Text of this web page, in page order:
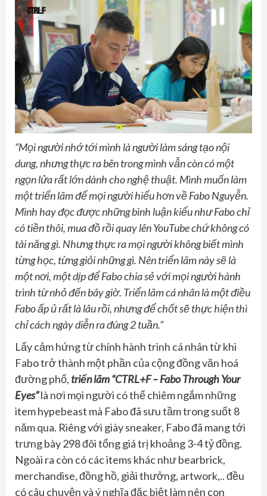
“Mọi người nhớ tới mình là người làm sáng tạo nội
dung, nhưng thực ra bên trong mình vẫn còn có một
ngọn lửa rất lớn dành cho nghệ thuật. Mình muốn làm
một triển lãm để mọi người hiểu hơn về Fabo Nguyễn.
Mình hay đọc được những bình luận kiểu như Fabo chỉ
có tiền thôi, mua đồ rồi quay lên YouTube chứ không có
tài năng gì. Nhưng thực ra mọi người không biết mình
từng học, từng giỏi những gì. Nên triển lãm này sẽ là
một nơi, một dịp để Fabo chia sẻ với mọi người hành
trình từ nhỏ đến bây giờ. Triển lãm cá nhân là một điều
Fabo ấp ủ rất là lâu rồi, nhưng để chốt sẽ thực hiện thì
chỉ cách ngày diễn ra đúng 2 tuần.”
Lấy cảm hứng từ chính hành trình cá nhân từ khi
Fabo trở thành một phần của cộng đồng văn hoá
đường phố, triển lãm “CTRL+F – Fabo Through Your
Eyes”là nơi mọi người có thể chiêm ngắm những
item hypebeast mà Fabo đã sưu tầm trong suốt 8
năm qua. Riêng với giày sneaker, Fabo đã mang tới
trưng bày 298 đôi tổng giá trị khoảng 3-4 tỷ đồng.
Ngoài ra còn có các items khác như bearbrick,
merchandise, đồng hồ, giải thưởng, artwork,.. đều
có câu chuyện và ý nghĩa đặc biệt làm nên con